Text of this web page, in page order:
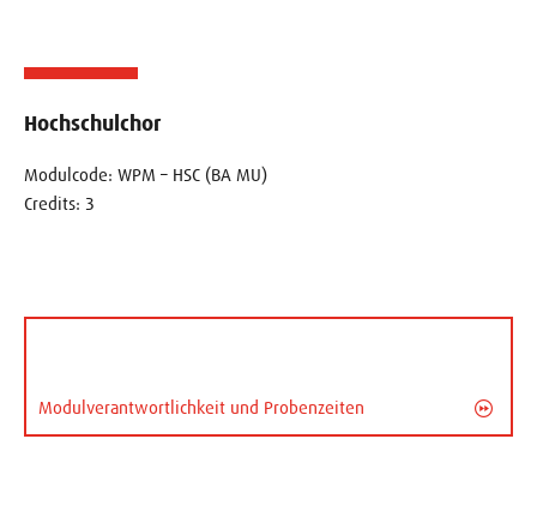
Hochschulchor
Modulcode: WPM – HSC (BA MU)
Credits: 3
Modulverantwortlichkeit und Probenzeiten